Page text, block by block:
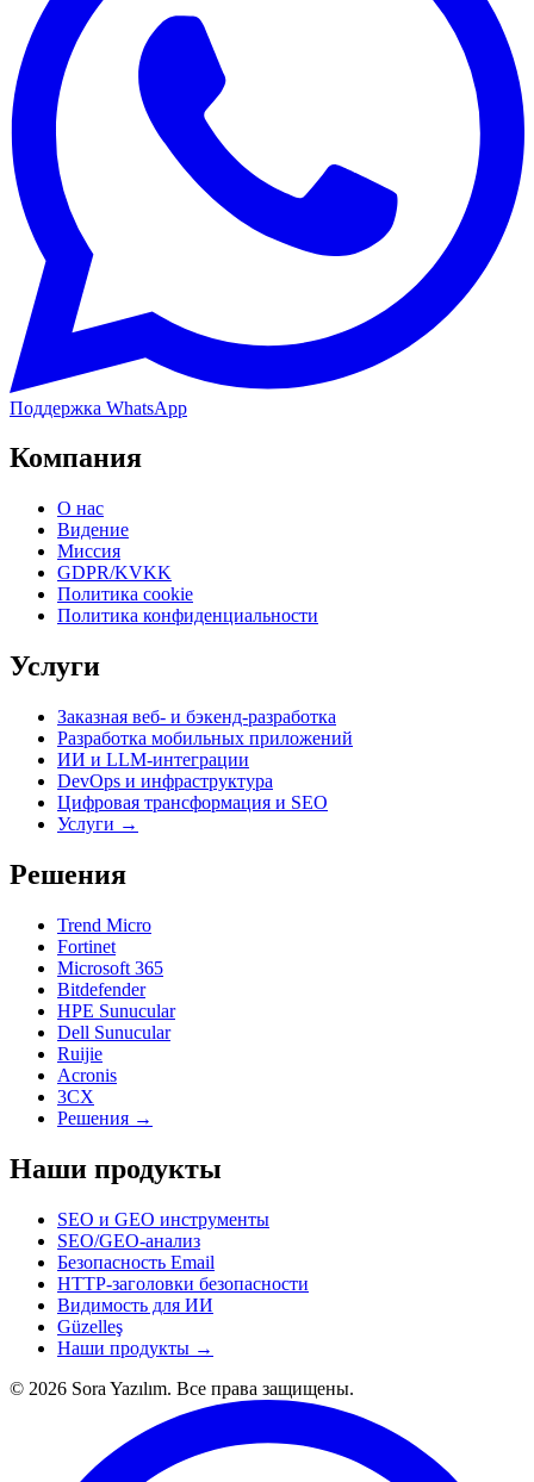
Поддержка WhatsApp
Компания
О нас
Видение
Миссия
GDPR/KVKK
Политика cookie
Политика конфиденциальности
Услуги
Заказная веб- и бэкенд-разработка
Разработка мобильных приложений
ИИ и LLM-интеграции
DevOps и инфраструктура
Цифровая трансформация и SEO
Услуги →
Решения
Trend Micro
Fortinet
Microsoft 365
Bitdefender
HPE Sunucular
Dell Sunucular
Ruijie
Acronis
3CX
Решения →
Наши продукты
SEO и GEO инструменты
SEO/GEO-анализ
Безопасность Email
HTTP-заголовки безопасности
Видимость для ИИ
Güzelleş
Наши продукты →
© 2026 Sora Yazılım. Все права защищены.